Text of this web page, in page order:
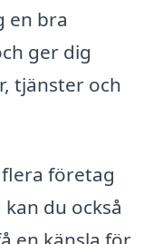
en bra
ger dig
tjänster och
företag
du också